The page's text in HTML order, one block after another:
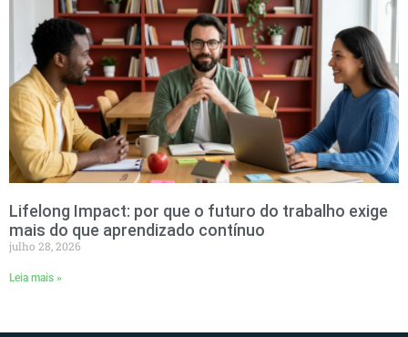
Lifelong Impact: por que o futuro do trabalho exige
mais do que aprendizado contínuo
julho 28, 2026
Leia mais »